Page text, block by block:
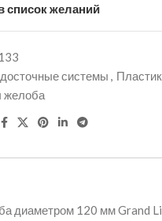
список желаний
системы ,
желоба
диаметром 120 мм Grand